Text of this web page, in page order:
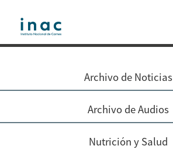
Archivo de Noticias
Archivo de Audios
Nutrición y Salud